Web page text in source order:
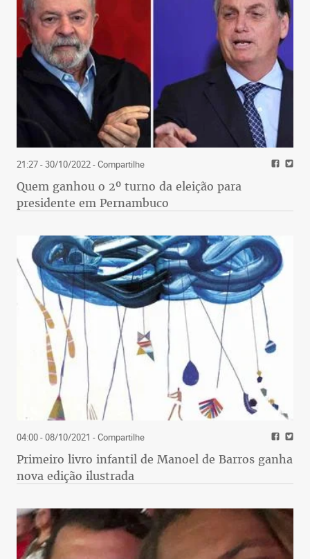
21:27 - 30/10/2022- Compartilhe
Quem ganhou o 2º turno da eleição para
presidente em Pernambuco
04:00 - 08/10/2021 - Compartilhe
Primeiro livro infantil de Manoel de Barros ganha
nova edição ilustrada